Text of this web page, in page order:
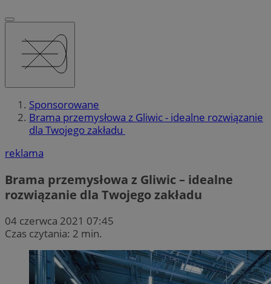
Sponsorowane
Brama przemysłowa z Gliwic - idealne rozwiązanie
dla Twojego zakładu
reklama
Brama przemysłowa z Gliwic – idealne
rozwiązanie dla Twojego zakładu
04 czerwca 2021 07:45
Czas czytania: 2 min.